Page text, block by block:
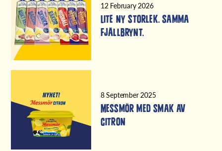
12 February 2026
Lite ny storlek. Samma
Fjällbrynt.
8 September 2025
Messmör med smak av
citron